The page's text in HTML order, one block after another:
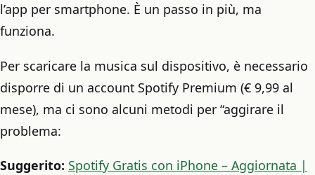
l’app per smartphone. È un passo in più, ma
funziona.
Per scaricare la musica sul dispositivo, è necessario
disporre di un account Spotify Premium (€ 9,99 al
mese), ma ci sono alcuni metodi per “aggirare il
problema:
Suggerito: Spotify Gratis con iPhone – Aggiornata |